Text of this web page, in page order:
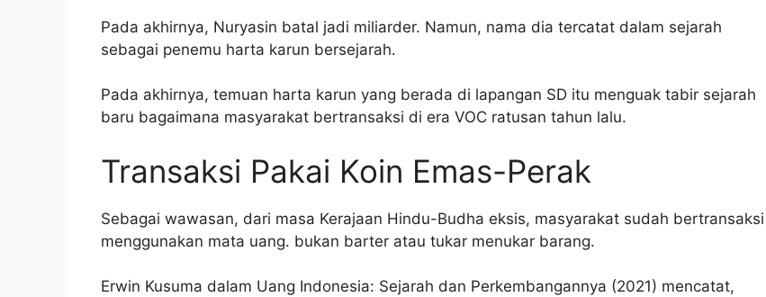
Pada akhirnya, Nuryasin batal jadi miliarder. Namun, nama dia tercatat dalam sejarah
sebagai penemu harta karun bersejarah.
Pada akhirnya, temuan harta karun yang berada di lapangan SD itu menguak tabir sejarah
baru bagaimana masyarakat bertransaksi di era VOC ratusan tahun lalu.
Transaksi Pakai Koin Emas-Perak
Sebagai wawasan, dari masa Kerajaan Hindu-Budha eksis, masyarakat sudah bertransaksi
menggunakan mata uang. bukan barter atau tukar menukar barang.
Erwin Kusuma dalam Uang Indonesia: Sejarah dan Perkembangannya (2021) mencatat,